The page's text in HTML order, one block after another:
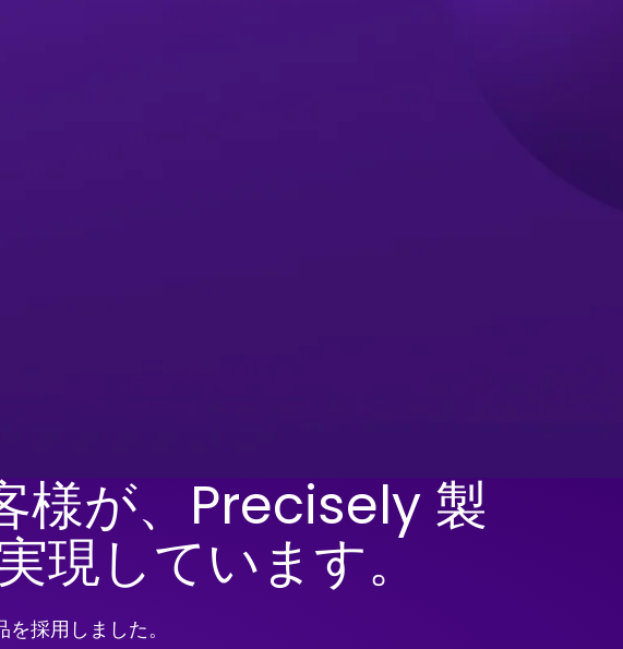
様が、Precisely 製
現しています。
採用しました。